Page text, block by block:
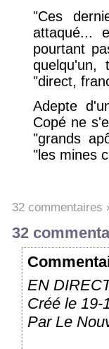
"Ces
attaqué...
pourtant
quelqu'un,
"direct,
Adepte
Copé ne
"grands
"les mines
32 commentaires
32
EN
Créé le 19-
Par Le